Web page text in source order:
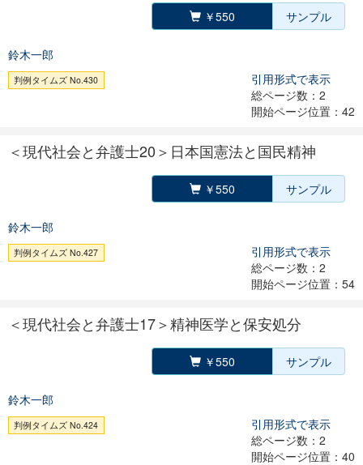
￥550 サンプル
鈴木一郎
判例タイムズ No.430
引用形式で表示
総ページ数：2
開始ページ位置：42
＜現代社会と弁護士20＞日本国憲法と国民精神
￥550 サンプル
鈴木一郎
判例タイムズ No.427
引用形式で表示
総ページ数：2
開始ページ位置：54
＜現代社会と弁護士17＞精神医学と保安処分
￥550 サンプル
鈴木一郎
判例タイムズ No.424
引用形式で表示
総ページ数：2
開始ページ位置：40